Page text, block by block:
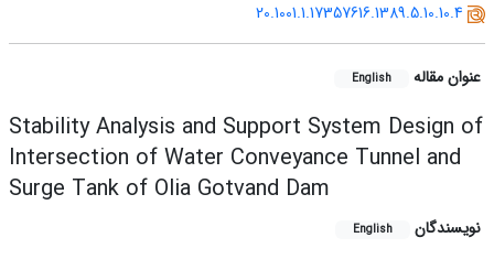
20.1001.1.17357616.1389.5.10.10.4
عنوان مقاله English
Stability Analysis and Support System Design of
Intersection of Water Conveyance Tunnel and
Surge Tank of Olia Gotvand Dam
نویسندگان English